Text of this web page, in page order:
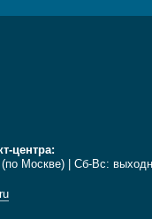
центра:
Москве) | Сб-Вс: